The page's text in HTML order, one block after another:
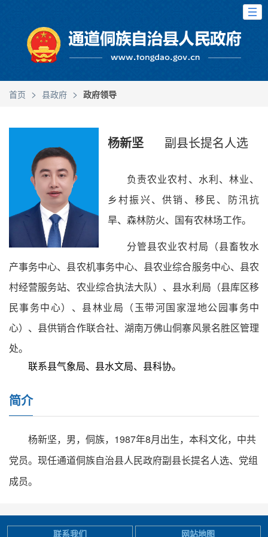
首页 > 县政府 > 政府领导
杨新坚 副县长提名人选
负责农业农村、水利、林业、
乡村振兴、供销、移民、防汛抗
旱、森林防火、国有农林场工作。
分管县农业农村局（县畜牧水
产事务中心、县农机事务中心、县农业综合服务中心、县农
村经营服务站、农业综合执法大队）、县水利局（县库区移
民事务中心）、县林业局（玉带河国家湿地公园事务中
心）、县供销合作联合社、湖南万佛山侗寨风景名胜区管理
处。
联系县气象局、县水文局、县科协。
简介
杨新坚，男，侗族，1987年8月出生，本科文化，中共
党员。现任通道侗族自治县人民政府副县长提名人选、党组
成员。
联系我们 网站地图